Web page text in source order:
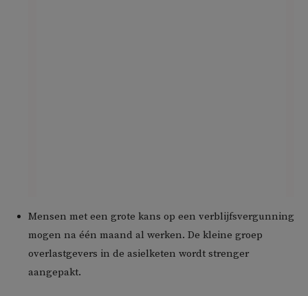
Mensen met een grote kans op een verblijfsvergunning
mogen na één maand al werken. De kleine groep
overlastgevers in de asielketen wordt strenger
aangepakt.